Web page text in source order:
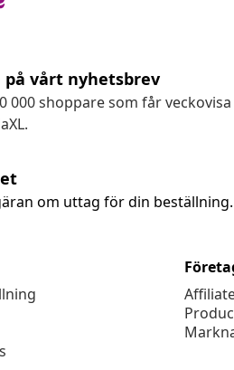
på vårt nyhetsbrev
000 shoppare som får
om uttag för din beställning.